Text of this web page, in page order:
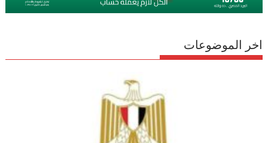
اخر الموضوعات